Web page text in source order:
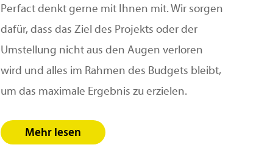
Perfact denkt gerne mit Ihnen mit. Wir sorgen
dafür, dass das Ziel des Projekts oder der
Umstellung nicht aus den Augen verloren
wird und alles im Rahmen des Budgets bleibt,
um das maximale Ergebnis zu erzielen.
Mehr lesen